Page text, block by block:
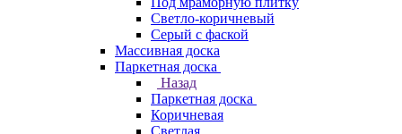
Светло-коричневый
Серый с фаской
Массивная доска
Паркетная доска
Назад
Паркетная доска
Коричневая
Светлая